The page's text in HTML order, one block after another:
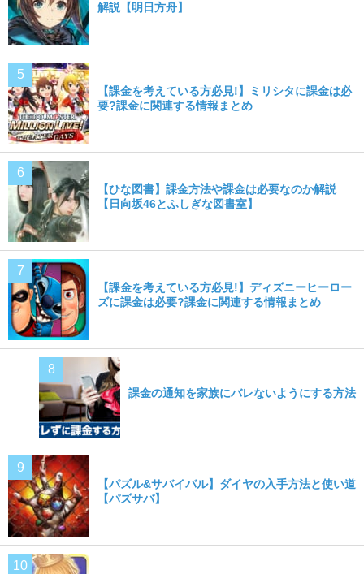
解説【明日方舟】
【課金を考えている方必見!】ミリシタに課金は必
要?課金に関連する情報まとめ
【ひな図書】課金方法や課金は必要なのか解説
【日向坂46とふしぎな図書室】
【課金を考えている方必見!】ディズニーヒーロー
ズに課金は必要?課金に関連する情報まとめ
課金の通知を家族にバレないようにする方法
【パズル&サバイバル】ダイヤの入手方法と使い道
【パズサバ】